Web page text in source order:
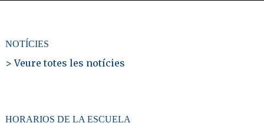
NOTÍCIES
> Veure totes les notícies
HORARIOS DE LA ESCUELA